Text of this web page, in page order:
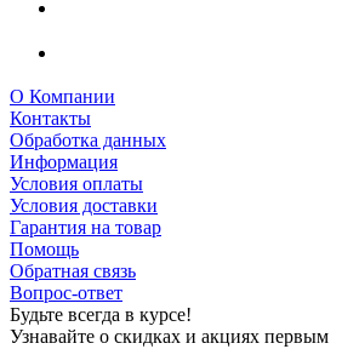
О Компании
Контакты
Обработка данных
Информация
Условия оплаты
Условия доставки
Гарантия на товар
Помощь
Обратная связь
Вопрос-ответ
Будьте всегда в курсе!
Узнавайте о скидках и акциях первым